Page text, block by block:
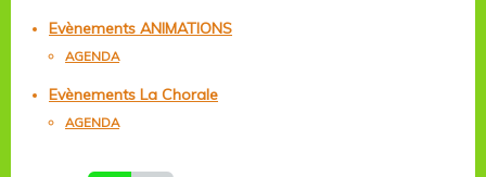
Evènements ANIMATIONS
AGENDA
Evènements La Chorale
AGENDA